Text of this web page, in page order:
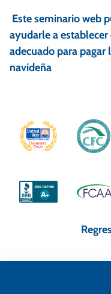
a
v
e
g
Este seminario web
ayudarle a establecer
adecuado para pagar
navideña